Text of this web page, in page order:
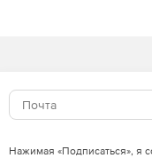
графиков и
Нажимая «Подписаться», я